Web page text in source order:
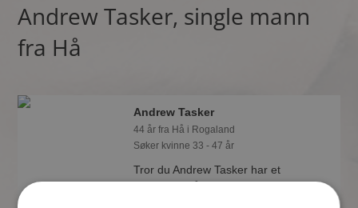
Andrew Tasker, single mann
fra Hå
Andrew Tasker
44 år fra Hå i Rogaland
Søker kvinne 33 - 47 år
Tror du Andrew Tasker har et
fotoalbum på Møteplassen? Bli